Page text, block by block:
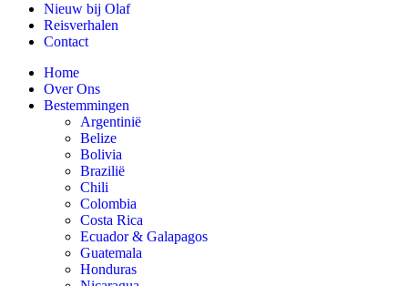
Nieuw bij Olaf
Reisverhalen
Contact
Home
Over Ons
Bestemmingen
Argentinië
Belize
Bolivia
Brazilië
Chili
Colombia
Costa Rica
Ecuador & Galapagos
Guatemala
Honduras